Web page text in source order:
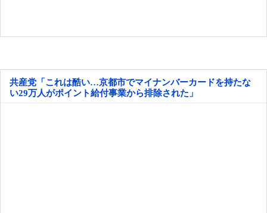
共産党「これは酷い…京都市でマイナンバーカードを持たな
い29万人がポイント給付事業から排除された」